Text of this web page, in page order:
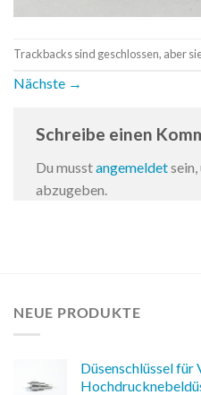
Trackbacks sind geschlossen, aber
Nächste →
Schreibe einen
Du musstangemeldet
abzugeben.
NEUE PRODUKTE
Düsenschlüssel für